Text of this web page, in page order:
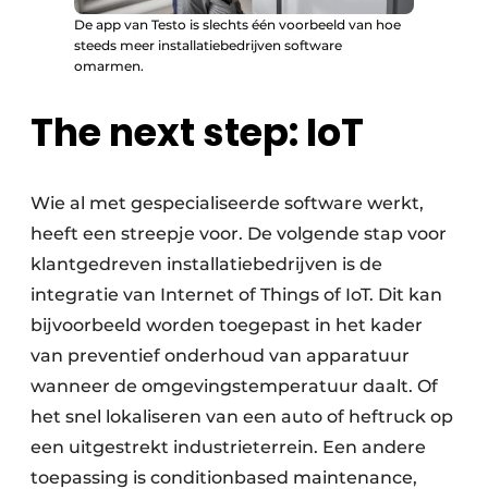
De app van Testo is slechts één voorbeeld van hoe
steeds meer installatiebedrijven software
omarmen.
The next step: IoT
Wie al met gespecialiseerde software werkt,
heeft een streepje voor. De volgende stap voor
klantgedreven installatiebedrijven is de
integratie van Internet­ of ­Things of IoT. Dit kan
bijvoorbeeld worden toegepast in het kader
van preventief onderhoud van apparatuur
wanneer de omgevingstemperatuur daalt. Of
het snel lokaliseren van een auto of heftruck op
een uitgestrekt industrieterrein. Een andere
toepassing is conditionbased maintenance,